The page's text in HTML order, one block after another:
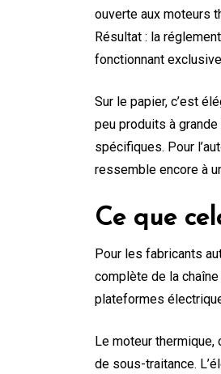
ouverte aux moteurs
Résultat : la
fonctionnant
Sur le papier, c’est
peu produits à
spécifiques. Pour
ressemble encore à
Ce que
Pour les fabricants
complète de la
plateformes
Le moteur
de sous-traitance.